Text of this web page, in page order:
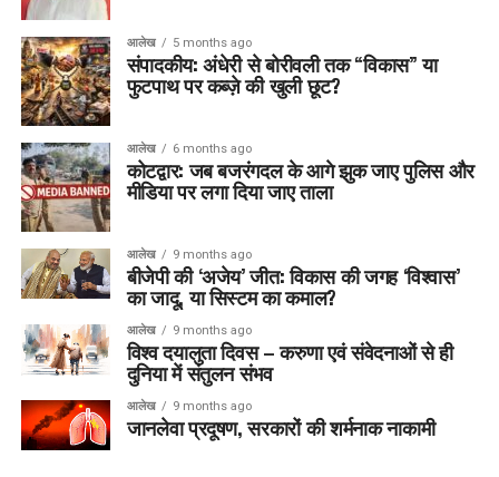
आलेख 5 months ago
संपादकीय: अंधेरी से बोरीवली तक “विकास” या
फुटपाथ पर कब्ज़े की खुली छूट?
आलेख 6 months ago
कोटद्वार: जब बजरंगदल के आगे झुक जाए पुलिस और
मीडिया पर लगा दिया जाए ताला
आलेख 9 months ago
बीजेपी की ‘अजेय’ जीत: विकास की जगह ‘विश्वास’
का जादू, या सिस्टम का कमाल?
आलेख 9 months ago
विश्व दयालुता दिवस – करुणा एवं संवेदनाओं से ही
दुनिया में संतुलन संभव
आलेख 9 months ago
जानलेवा प्रदूषण, सरकारों की शर्मनाक नाकामी